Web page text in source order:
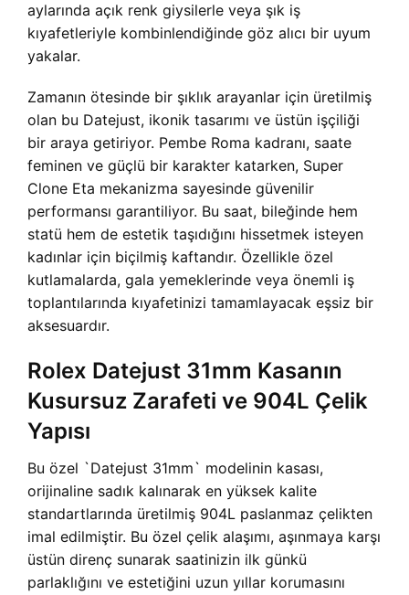
aylarında açık renk giysilerle veya şık iş
kıyafetleriyle kombinlendiğinde göz alıcı bir uyum
yakalar.
Zamanın ötesinde bir şıklık arayanlar için üretilmiş
olan bu Datejust, ikonik tasarımı ve üstün işçiliği
bir araya getiriyor. Pembe Roma kadranı, saate
feminen ve güçlü bir karakter katarken, Super
Clone Eta mekanizma sayesinde güvenilir
performansı garantiliyor. Bu saat, bileğinde hem
statü hem de estetik taşıdığını hissetmek isteyen
kadınlar için biçilmiş kaftandır. Özellikle özel
kutlamalarda, gala yemeklerinde veya önemli iş
toplantılarında kıyafetinizi tamamlayacak eşsiz bir
aksesuardır.
Rolex Datejust 31mm Kasanın
Kusursuz Zarafeti ve 904L Çelik
Yapısı
Bu özel `Datejust 31mm` modelinin kasası,
orijinaline sadık kalınarak en yüksek kalite
standartlarında üretilmiş 904L paslanmaz çelikten
imal edilmiştir. Bu özel çelik alaşımı, aşınmaya karşı
üstün direnç sunarak saatinizin ilk günkü
parlaklığını ve estetiğini uzun yıllar korumasını